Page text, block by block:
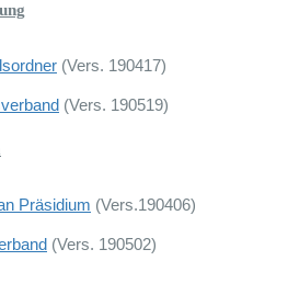
(Vers. 190417)
(Vers. 190519)
Präsidium (Vers.190406)
(Vers. 190502)